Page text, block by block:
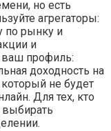
но есть
агрегаторы:
по рынку и
и
ваш профиль:
доходность на
не будет
Для тех, кто